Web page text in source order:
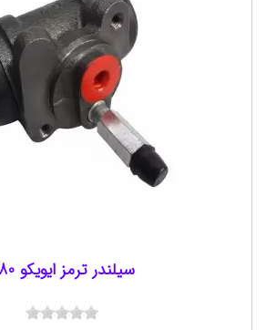
سيلندر ترمز ایویکو A80